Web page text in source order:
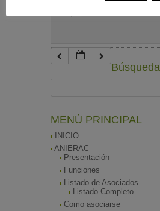
Búsqueda
MENÚ PRINCIPAL
INICIO
ANIERAC
Presentación
Funciones
Listado de Asociados
Listado Completo
Como asociarse